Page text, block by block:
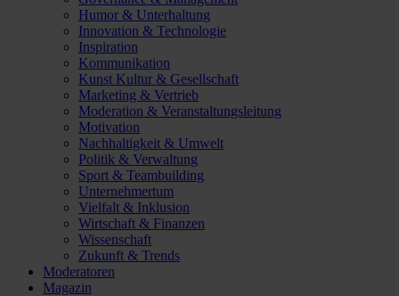
Humor & Unterhaltung
Innovation & Technologie
Inspiration
Kommunikation
Kunst Kultur & Gesellschaft
Marketing & Vertrieb
Moderation & Veranstaltungsleitung
Motivation
Nachhaltigkeit & Umwelt
Politik & Verwaltung
Sport & Teambuilding
Unternehmertum
Vielfalt & Inklusion
Wirtschaft & Finanzen
Wissenschaft
Zukunft & Trends
Moderatoren
Magazin